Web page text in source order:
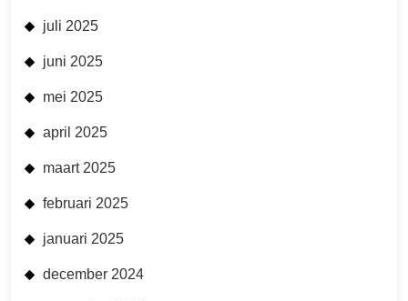
juli 2025
juni 2025
mei 2025
april 2025
maart 2025
februari 2025
januari 2025
december 2024